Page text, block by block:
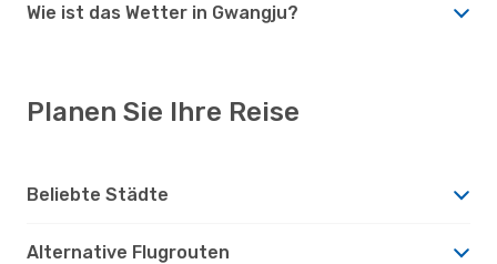
Wie ist das Wetter in Gwangju?
Planen Sie Ihre Reise
Beliebte Städte
Alternative Flugrouten